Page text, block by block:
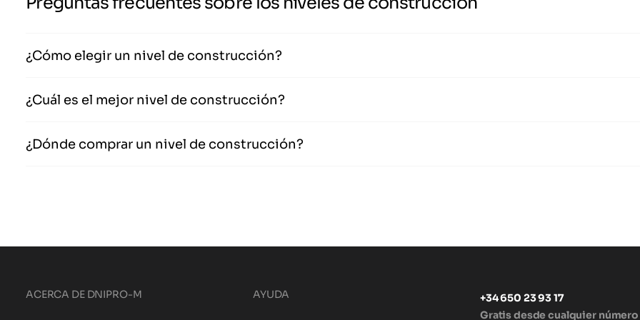
¿Cómo elegir un nivel de construcción?
¿Cuál es el mejor nivel de construcción?
¿Dónde comprar un nivel de construcción?
ACERCA DE DNIPRO-M AYUDA
+34 650 23 93 17
Gratis desde cualquier número